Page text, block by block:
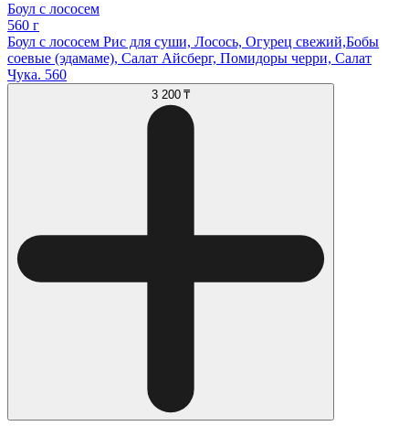
Боул с лососем
560 г
Боул с лососем Рис для суши, Лосось, Огурец свежий,Бобы
соевые (эдамаме), Салат Айсберг, Помидоры черри, Салат
Чука. 560
3 200 ₸